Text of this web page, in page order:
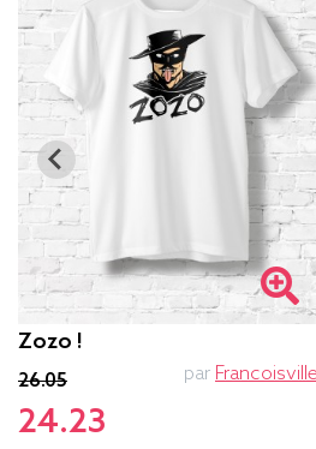
Zozo !
26.05
24.23
par Francoisville